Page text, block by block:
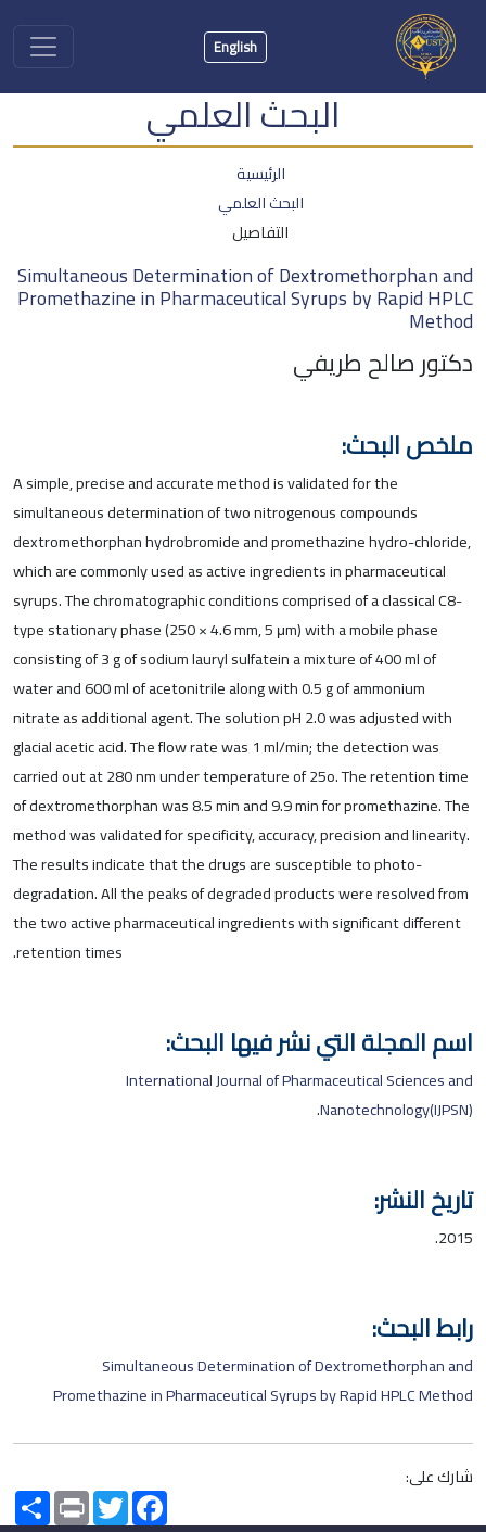
English
البحث العلمي
الرئيسية
البحث العلمي
التفاصيل
Simultaneous Determination of Dextromethorphan and
Promethazine in Pharmaceutical Syrups by Rapid HPLC
Method
دكتور صالح طريفي
ملخص البحث:
A simple, precise and accurate method is validated for the
simultaneous determination of two nitrogenous compounds
dextromethorphan hydrobromide and promethazine hydro-chloride,
which are commonly used as active ingredients in pharmaceutical
syrups. The chromatographic conditions comprised of a classical C8-
type stationary phase (250 × 4.6 mm, 5 μm) with a mobile phase
consisting of 3 g of sodium lauryl sulfatein a mixture of 400 ml of
water and 600 ml of acetonitrile along with 0.5 g of ammonium
nitrate as additional agent. The solution pH 2.0 was adjusted with
glacial acetic acid. The flow rate was 1 ml/min; the detection was
carried out at 280 nm under temperature of 25o. The retention time
of dextromethorphan was 8.5 min and 9.9 min for promethazine. The
method was validated for specificity, accuracy, precision and linearity.
The results indicate that the drugs are susceptible to photo-
degradation. All the peaks of degraded products were resolved from
the two active pharmaceutical ingredients with significant different
retention times.
اسم المجلة التي نشر فيها البحث:
International Journal of Pharmaceutical Sciences and
Nanotechnology(IJPSN)
.
تاريخ النشر:
2015.
رابط البحث:
Simultaneous Determination of Dextromethorphan and
Promethazine in Pharmaceutical Syrups by Rapid HPLC Method
شارك على:
Share PrintTwitterFacebook